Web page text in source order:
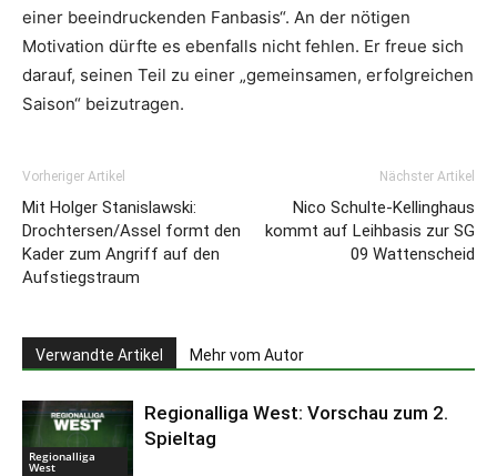
einer beeindruckenden Fanbasis“. An der nötigen
Motivation dürfte es ebenfalls nicht fehlen. Er freue sich
darauf, seinen Teil zu einer „gemeinsamen, erfolgreichen
Saison“ beizutragen.
Vorheriger Artikel
Mit Holger Stanislawski:
Drochtersen/Assel formt den
Kader zum Angriff auf den
Aufstiegstraum
Nächster Artikel
Nico Schulte-Kellinghaus
kommt auf Leihbasis zur SG
09 Wattenscheid
Verwandte Artikel Mehr vom Autor
Regionalliga
West
Regionalliga West: Vorschau zum 2.
Spieltag